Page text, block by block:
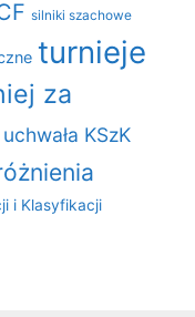
silniki szachowe
turnieje
za
uchwała KSzK
i Klasyfikacji